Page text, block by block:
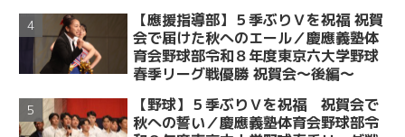
【應援指導部】５季ぶりＶを祝福 祝賀
会で届けた秋へのエール／慶應義塾体
育会野球部令和８年度東京六大学野球
春季リーグ戦優勝 祝賀会～後編～
【野球】５季ぶりＶを祝福 祝賀会で
秋への誓い／慶應義塾体育会野球部令